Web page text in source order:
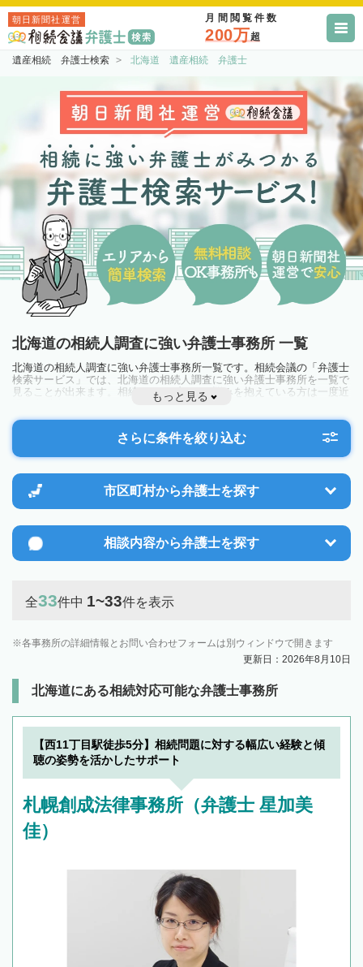
朝日新聞社運営 月間閲覧件数
200万超
遺産相続 弁護士検索 北海道 遺産相続 弁護士
北海道の相続人調査に強い弁護士事務所 一覧
北海道の相続人調査に強い弁護士事務所一覧です。相続会議の「弁護士
検索サービス」では、北海道の相続人調査に強い弁護士事務所を一覧で
見ることが出来ます。相続のトラブルやお悩みを抱えている方は一度近
隣の弁護士に相談してみましょう。
もっと見る
さらに条件を絞り込む
市区町村から弁護士を探す
相談内容から弁護士を探す
全33件中 1~33件を表示
各事務所の詳細情報とお問い合わせフォームは別ウィンドウで開きます
更新日：2026年8月10日
北海道にある相続対応可能な弁護士事務所
【西11丁目駅徒歩5分】相続問題に対する幅広い経験と傾
聴の姿勢を活かしたサポート
札幌創成法律事務所（弁護士 星加美
佳）